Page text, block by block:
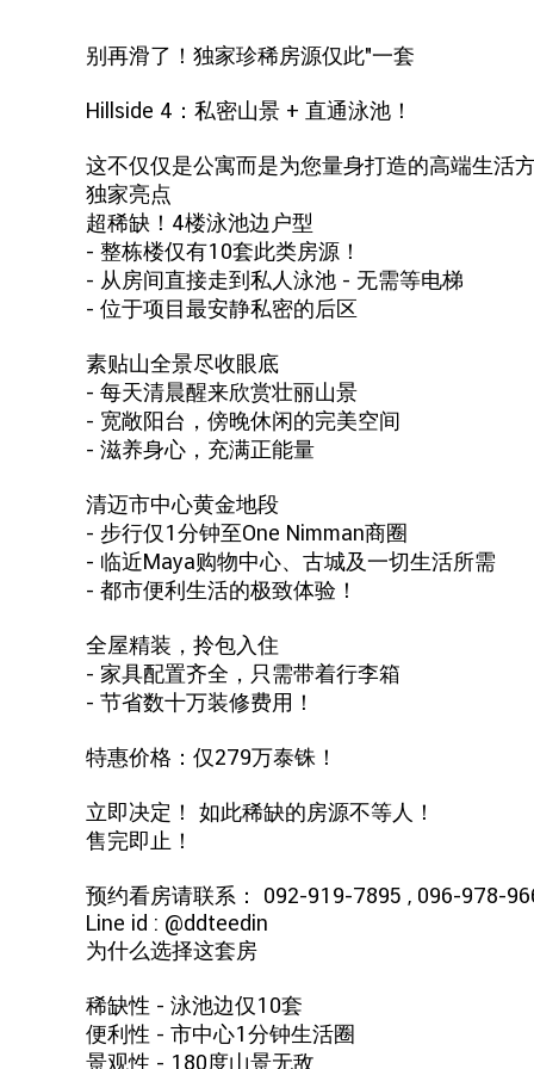
别再滑了！独家珍稀房源仅此"一套
Hillside 4：私密山景 + 直通泳池！
这不仅仅是公寓而是为您量身打造的高端生活
独家亮点
超稀缺！4楼泳池边户型
- 整栋楼仅有10套此类房源！
- 从房间直接走到私人泳池 - 无需等电梯
- 位于项目最安静私密的后区
素贴山全景尽收眼底
- 每天清晨醒来欣赏壮丽山景
- 宽敞阳台，傍晚休闲的完美空间
- 滋养身心，充满正能量
清迈市中心黄金地段
- 步行仅1分钟至One Nimman商圈
- 临近Maya购物中心、古城及一切生活所需
- 都市便利生活的极致体验！
全屋精装，拎包入住
- 家具配置齐全，只需带着行李箱
- 节省数十万装修费用！
特惠价格：仅279万泰铢！
立即决定！ 如此稀缺的房源不等人！
售完即止！
预约看房请联系： 092-919-7895 , 096-978-
Line id : @ddteedin
为什么选择这套房
稀缺性 - 泳池边仅10套
便利性 - 市中心1分钟生活圈
景观性 - 180度山景无敌